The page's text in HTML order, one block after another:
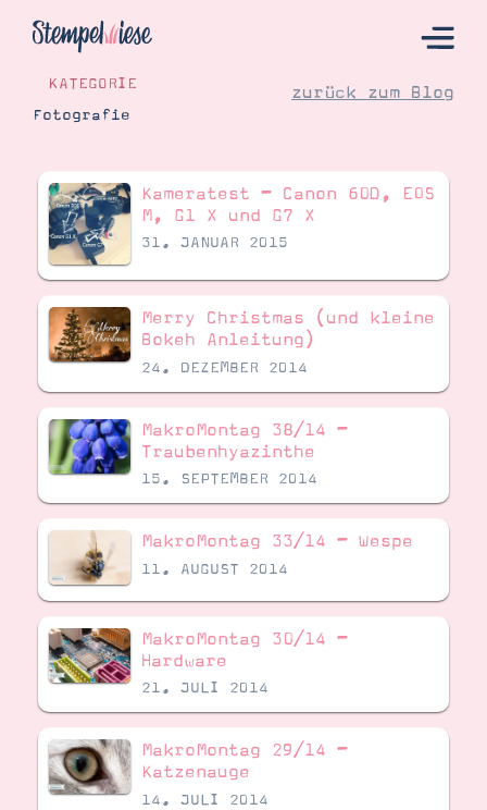
Hier Starten
Katalog
Bestellen
Kontakt
Angebote
Demonstrator werden
Gutscheine
Produkte erklärt
Über mich
Über Stampin’ Up!
Tipps & Tricks
Ordnungstipps
KATEGORIE
Fotografie
zurück zum Blog
Kameratest – Canon 60D, EOS
M, G1 X und G7 X
31. JANUAR 2015
Merry Christmas (und kleine
Bokeh Anleitung)
24. DEZEMBER 2014
MakroMontag 38/14 –
Traubenhyazinthe
15. SEPTEMBER 2014
MakroMontag 33/14 – Wespe
11. AUGUST 2014
MakroMontag 30/14 –
Hardware
21. JULI 2014
MakroMontag 29/14 –
Katzenauge
14. JULI 2014